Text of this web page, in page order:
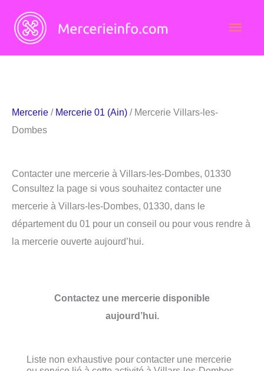
contenu
Mercerie / Mercerie 01 (Ain) / Mercerie Villars-les-
Dombes
Contacter une mercerie à Villars-les-Dombes, 01330
Consultez la page si vous souhaitez contacter une
mercerie à Villars-les-Dombes, 01330, dans le
département du 01 pour un conseil ou pour vous rendre à
la mercerie ouverte aujourd’hui.
Contactez une mercerie disponible
aujourd’hui.
Liste non exhaustive pour contacter une mercerie